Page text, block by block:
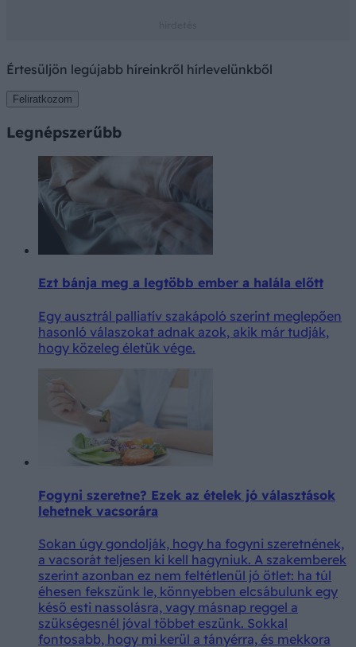
Értesüljön legújabb híreinkről hírlevelünkből
Feliratkozom
Legnépszerűbb
Ezt bánja meg a legtöbb ember a halála előtt
Egy ausztrál palliatív szakápoló szerint meglepően
hasonló válaszokat adnak azok, akik már tudják,
hogy közeleg életük vége.
Fogyni szeretne? Ezek az ételek jó választások
lehetnek vacsorára
Sokan úgy gondolják, hogy ha fogyni szeretnének,
a vacsorát teljesen ki kell hagyniuk. A szakemberek
szerint azonban ez nem feltétlenül jó ötlet: ha túl
éhesen fekszünk le, könnyebben elcsábulunk egy
késő esti nassolásra, vagy másnap reggel a
szükségesnél jóval többet eszünk. Sokkal
fontosabb, hogy mi kerül a tányérra, és mekkora